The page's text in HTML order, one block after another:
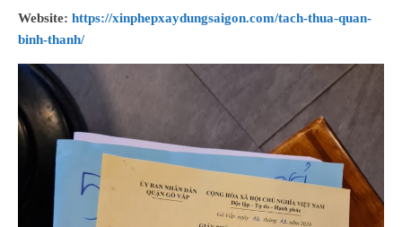
Website: https://xinphepxaydungsaigon.com/tach-thua-quan-
binh-thanh/